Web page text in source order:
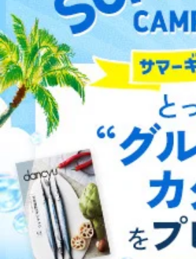
総合案
アフィリエイト
プレスリリース
利用規約プライバシーポリシー 特定商取引法
投資家の皆様へサ